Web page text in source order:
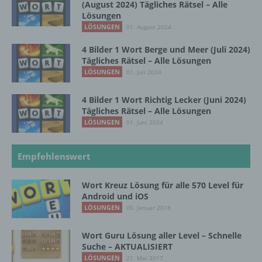
(August 2024) Tägliches Rätsel – Alle
Lösungen
LÖSUNGEN 01. August 2024
4 Bilder 1 Wort Berge und Meer (Juli 2024)
Tägliches Rätsel – Alle Lösungen
LÖSUNGEN 01. Juli 2024
4 Bilder 1 Wort Richtig Lecker (Juni 2024)
Tägliches Rätsel – Alle Lösungen
LÖSUNGEN 01. Juni 2024
Empfehlenswert
Wort Kreuz Lösung für alle 570 Level für
Android und iOS
LÖSUNGEN 05. Januar 2018
Wort Guru Lösung aller Level – Schnelle
Suche – AKTUALISIERT
LÖSUNGEN 21. Mai 2017
d) Einschränkung der Verarbeitung
Einschränkung der Verarbeitung ist die
Markierung gespeicherter
personenbezogener Daten mit dem Ziel, ihre
künftige Verarbeitung einzuschränken.
e) Profiling
Profiling ist jede Art der automatisierten
darin besteht, dass diese
personenbezogenen Daten verwendet
werden, um bestimmte persönliche Aspekte,
die sich auf eine natürliche Person beziehen,
zu bewerten, insbesondere, um Aspekte
bezüglich Arbeitsleistung, wirtschaftlicher
Lage, Gesundheit, persönlicher Vorlieben,